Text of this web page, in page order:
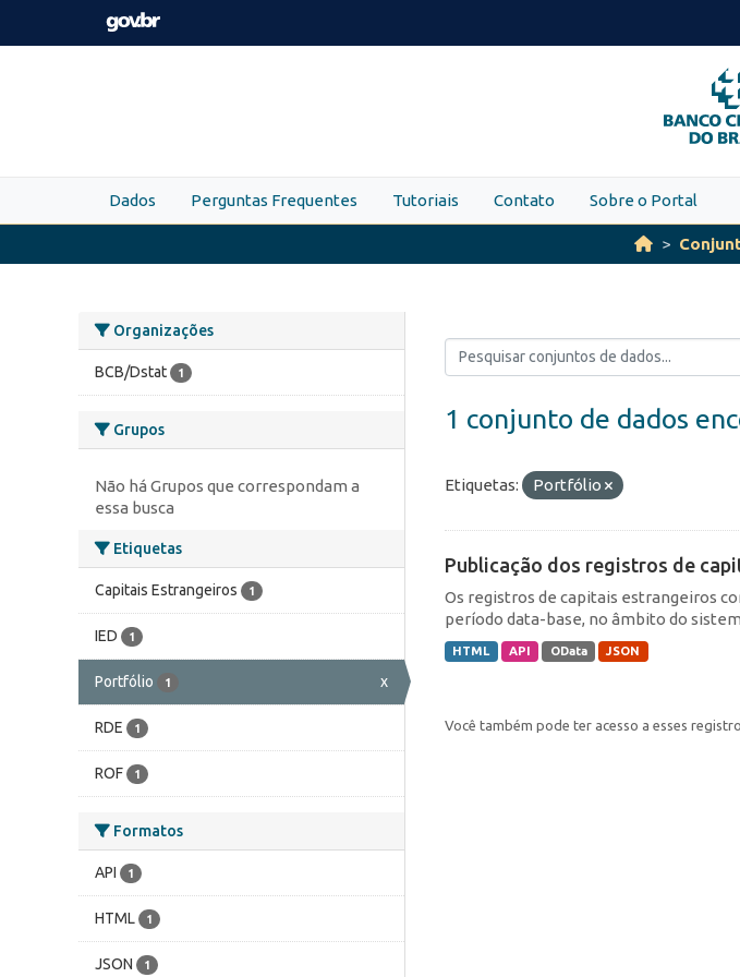
Skip to main content
O
Dados Perguntas Frequentes Tutoriais Contato Sobre o Portal
Organizações
BCB/Dstat 1
Grupos
Não há Grupos que correspondam a
essa busca
Etiquetas
Capitais Estrangeiros 1
IED 1
Portfólio 1 x
RDE 1
ROF 1
Formatos
API 1
HTML 1
JSON 1
1 conjunto de dados
Etiquetas: Portfólio
Publicação dos registros de
Os registros de capitais estrangeiros
período data-base, no âmbito do
HTML API OData JSON
Você também pode ter acesso a esses